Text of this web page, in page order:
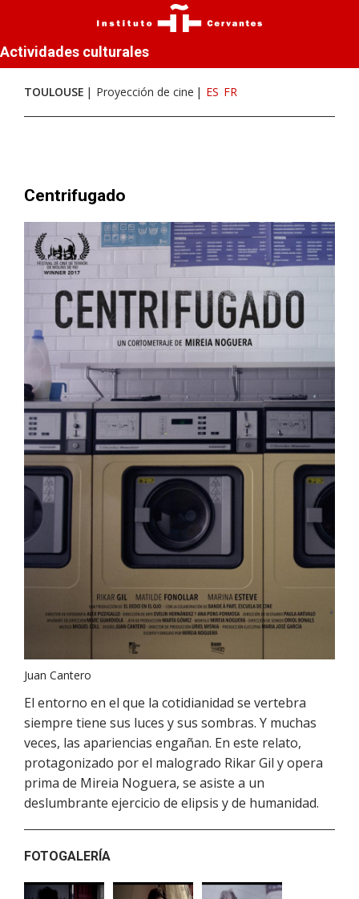
Actividades culturales
TOULOUSE Proyección de cine ES FR
Centrifugado
Juan Cantero
El entorno en el que la cotidianidad se vertebra
siempre tiene sus luces y sus sombras. Y muchas
veces, las apariencias engañan. En este relato,
protagonizado por el malogrado Rikar Gil y opera
prima de Mireia Noguera, se asiste a un
deslumbrante ejercicio de elipsis y de humanidad.
FOTOGALERÍA